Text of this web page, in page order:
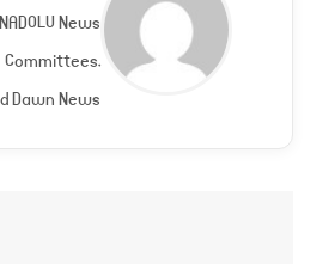
News
Committees.
Dawn News.